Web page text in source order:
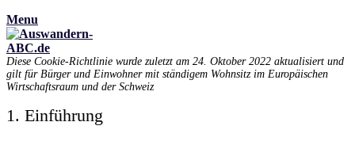
Menu
Diese Cookie-Richtlinie wurde zuletzt am 24. Oktober 2022 aktualisiert und
gilt für Bürger und Einwohner mit ständigem Wohnsitz im Europäischen
Wirtschaftsraum und der Schweiz
1. Einführung